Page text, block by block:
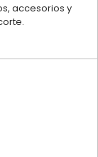
accesorios y